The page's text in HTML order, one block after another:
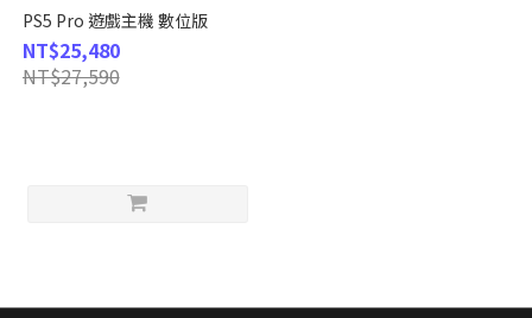
PS5 Pro 遊戲主機 數位版
NT$25,480
NT$27,590